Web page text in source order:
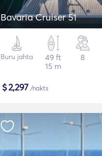
Bavaria Cruiser 51
Buru jahta
49 ft
15 m
8
$2,297 /nakts